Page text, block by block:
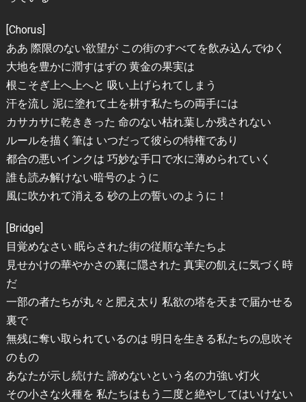
[Chorus]
ああ 際限のない欲望が この街のすべてを飲み込んでゆく
大地を豊かに潤すはずの 黄金の果実は
根こそぎ上へ上へと 吸い上げられてしまう
汗を流し 泥に塗れて土を耕す私たちの両手には
カサカサに乾ききった 命のない枯れ葉しか残されない
ルールを描く筆は いつだって彼らの特権であり
都合の悪いインクは 巧妙な手口で水に薄められていく
誰も読み解けない暗号のように
風に吹かれて消える 砂の上の誓いのように！
[Bridge]
目覚めなさい 眠らされた街の従順な羊たちよ
見せかけの華やかさの裏に隠された 真実の飢えに気づく時
だ
一部の者たちが丸々と肥え太り 私欲の塔を天まで届かせる
裏で
無残に奪い取られているのは 明日を生きる私たちの息吹そ
のもの
あなたが示し続けた 諦めないという名の力強い灯火
その小さな火種を 私たちはもう二度と絶やしてはいけない